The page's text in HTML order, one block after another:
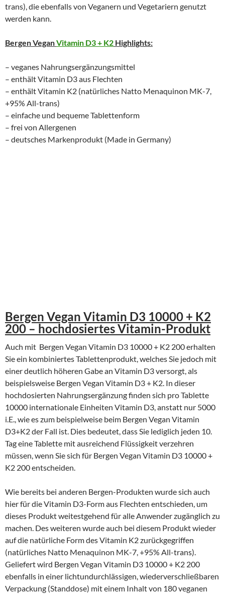
trans), die ebenfalls von Veganern und Vegetariern genutzt
werden kann.
Bergen VeganVitamin D3 + K2 Highlights:
– veganes Nahrungsergänzungsmittel
– enthält Vitamin D3 aus Flechten
– enthält Vitamin K2 (natürliches Natto Menaquinon MK-7,
+95% All-trans)
– einfache und bequeme Tablettenform
– frei von Allergenen
– deutsches Markenprodukt (Made in Germany)
Bergen Vegan Vitamin D3 10000 + K2
200 – hochdosiertes Vitamin-Produkt
Auch mit Bergen Vegan Vitamin D3 10000 + K2 200 erhalten
Sie ein kombiniertes Tablettenprodukt, welches Sie jedoch mit
einer deutlich höheren Gabe an Vitamin D3 versorgt, als
beispielsweise Bergen Vegan Vitamin D3 + K2. In dieser
hochdosierten Nahrungsergänzung finden sich pro Tablette
10000 internationale Einheiten Vitamin D3, anstatt nur 5000
i.E., wie es zum beispielweise beim Bergen Vegan Vitamin
D3+K2 der Fall ist. Dies bedeutet, dass Sie lediglich jeden 10.
Tag eine Tablette mit ausreichend Flüssigkeit verzehren
müssen, wenn Sie sich für Bergen Vegan Vitamin D3 10000 +
K2 200 entscheiden.
Wie bereits bei anderen Bergen-Produkten wurde sich auch
hier für die Vitamin D3-Form aus Flechten entschieden, um
dieses Produkt weitestgehend für alle Anwender zugänglich zu
machen. Des weiteren wurde auch bei diesem Produkt wieder
auf die natürliche Form des Vitamin K2 zurückgegriffen
(natürliches Natto Menaquinon MK-7, +95% All-trans).
Geliefert wird Bergen Vegan Vitamin D3 10000 + K2 200
ebenfalls in einer lichtundurchlässigen, wiederverschließbaren
Verpackung (Standdose) mit einem Inhalt von 180 veganen